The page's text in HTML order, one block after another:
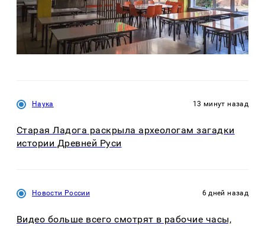
Наука 13 минут назад
Старая Ладога раскрыла археологам загадки
истории Древней Руси
Новости России 6 дней назад
Видео больше всего смотрят в рабочие часы,